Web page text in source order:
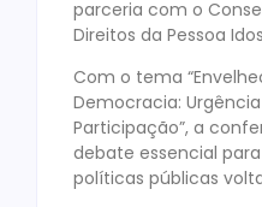
parceria com o
Direitos da Pessoa
Com o tema
Democracia:
Participação”, a
debate essencial
políticas públicas